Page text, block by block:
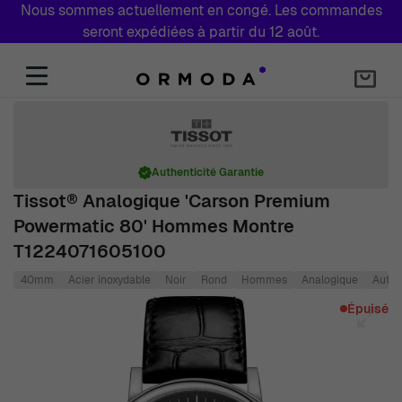
Nous sommes actuellement en congé. Les commandes
seront expédiées à partir du 12 août.
Tissot® Analogique 'Carson Premium
Powermatic 80' Hommes Montre
T1224071605100
Authenticité Garantie
40mm Acier inoxydable Noir Rond Hommes Analogique
Épuisé
Click to view image in fullscreen